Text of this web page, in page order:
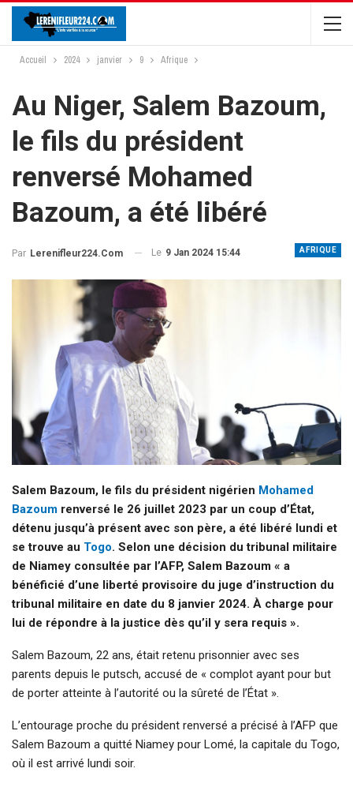
Accueil 2024 janvier 9 Afrique
Au Niger, Salem Bazoum,
le fils du président
renversé Mohamed
Bazoum, a été libéré
AFRIQUE
Par Lerenifleur224.com Le 9 Jan 2024 15:44
Salem Bazoum, le fils du président nigérien Mohamed
Bazoum renversé le 26 juillet 2023 par un coup d’État,
détenu jusqu’à présent avec son père, a été libéré lundi et
se trouve au Togo. Selon une décision du tribunal militaire
de Niamey consultée par l’AFP, Salem Bazoum « a
bénéficié d’une liberté provisoire du juge d’instruction du
tribunal militaire en date du 8 janvier 2024. À charge pour
lui de répondre à la justice dès qu’il y sera requis ».
Salem Bazoum, 22 ans, était retenu prisonnier avec ses
parents depuis le putsch, accusé de « complot ayant pour but
de porter atteinte à l’autorité ou la sûreté de l’État ».
L’entourage proche du président renversé a précisé à l’AFP que
Salem Bazoum a quitté Niamey pour Lomé, la capitale du Togo,
où il est arrivé lundi soir.